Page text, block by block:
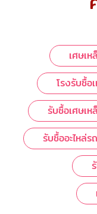
เศษเห
โรงรับซื้อ
รับซื้อเศษเ
รับซื้ออะไหล่ร